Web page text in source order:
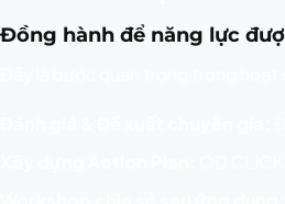
Đồng hành để năng lực
Đây là bước quan trọng trong
OD